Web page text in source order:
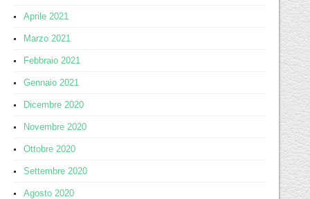
Aprile 2021
Marzo 2021
Febbraio 2021
Gennaio 2021
Dicembre 2020
Novembre 2020
Ottobre 2020
Settembre 2020
Agosto 2020